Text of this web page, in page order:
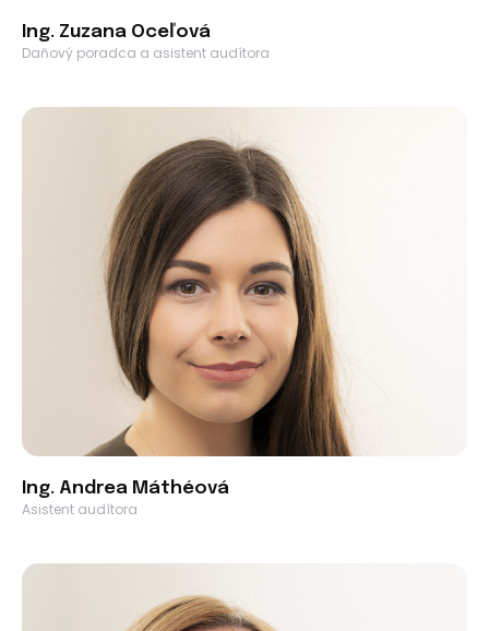
Ing. Zuzana Oceľová
Daňový poradca a asistent audítora
Ing. Andrea Máthéová
Asistent audítora